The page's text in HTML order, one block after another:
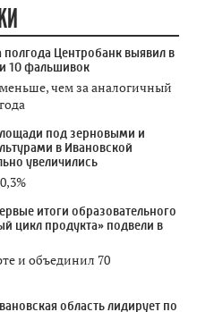
полгода Центробанк выявил в
10 фальшивок
чем за аналогичный
под зерновыми и
в Ивановской
увеличились
итоги образовательного
цикл продукта» подвели в
и объединил 70
область лидирует по